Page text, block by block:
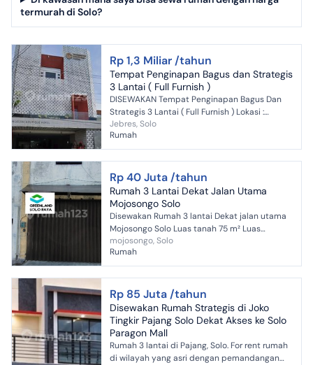
termurah di Solo?
Rp 1,3 Miliar /tahun
Tempat Penginapan Bagus dan Strategis
3 Lantai ( Full Furnish )
DISEWAKAN Tempat Penginapan Bagus Dan
Strategis 3 Lantai ( Full Furnish ) Lokasi :
Jebres, Solo. Spesifikasi : - ⁠SHGB - ⁠Luas tanah
498 m² ...
Jebres, Solo
Rumah
Rp 40 Juta /tahun
Rumah 3 Lantai Dekat Jalan Utama
Mojosongo Solo
Disewakan Rumah 3 lantai Dekat jalan utama
Mojosongo Solo Luas tanah 75 m² Luas
bangunan 200 m² Lebar depan 5m Hadap
mojosongo, Solo
Rumah
Rp 85 Juta /tahun
Disewakan Rumah Strategis di Joko
Tingkir Pajang Solo Dekat Akses ke Solo
Paragon Mall
Rumah 3 lantai di Pajang, Solo. For rent rumah
di wilayah yang asri dengan pemandangan